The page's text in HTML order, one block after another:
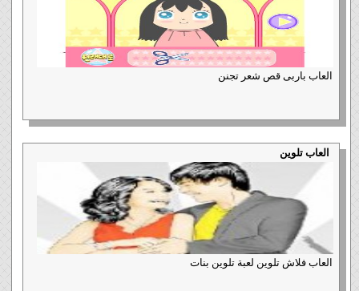
العاب باربى قص شعر تجنن
العاب تلوين
العاب فلاش تلوين لعبة تلوين بنات